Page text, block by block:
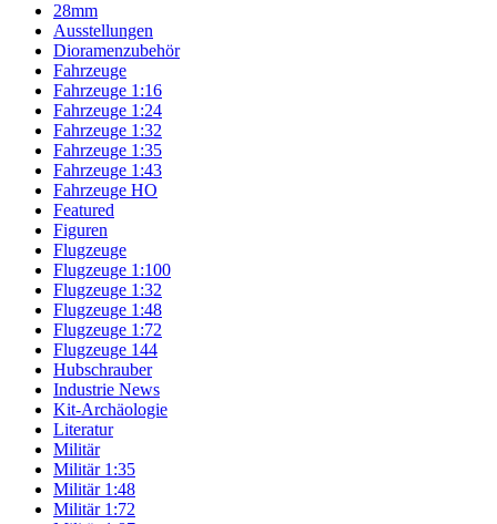
28mm
Ausstellungen
Dioramenzubehör
Fahrzeuge
Fahrzeuge 1:16
Fahrzeuge 1:24
Fahrzeuge 1:32
Fahrzeuge 1:35
Fahrzeuge 1:43
Fahrzeuge HO
Featured
Figuren
Flugzeuge
Flugzeuge 1:100
Flugzeuge 1:32
Flugzeuge 1:48
Flugzeuge 1:72
Flugzeuge 144
Hubschrauber
Industrie News
Kit-Archäologie
Literatur
Militär
Militär 1:35
Militär 1:48
Militär 1:72